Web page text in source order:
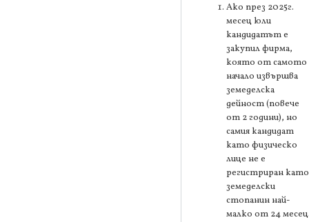
Ако през 2025г.
месец юли
кандидатът е
закупил фирма,
която от самото
начало извършва
земеделска
дейност (повече
от 2 години), но
самия кандидат
като физическо
лице не е
регистриран като
земеделски
стопанин най-
малко от 24